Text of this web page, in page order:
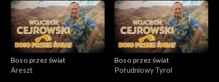
Boso przez świat
Areszt
Boso przez świat
Południowy Tyrol